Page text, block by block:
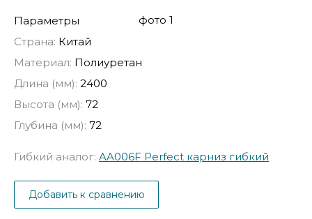
Параметры
Страна: Китай
Материал: Полиуретан
Длина (мм): 2400
Высота (мм): 72
Глубина (мм): 72
Гибкий аналог: AA006F Perfect карниз гибкий
Добавить к сравнению